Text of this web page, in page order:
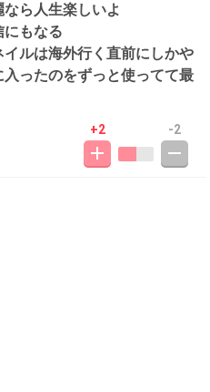
ら人生楽しいよ
もなる
ルは海外行く直前にしかや
ったのをずっと使ってて最
+2 -2